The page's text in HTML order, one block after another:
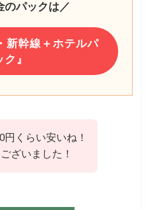
のパックは／
新幹線＋ホテルパ
ク』
円くらい安いね！
ざいました！